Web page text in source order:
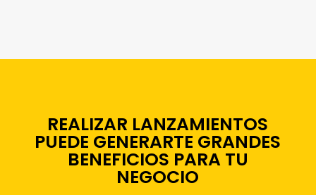
REALIZAR LANZAMIENTOS
PUEDE GENERARTE GRANDES
BENEFICIOS PARA TU
NEGOCIO